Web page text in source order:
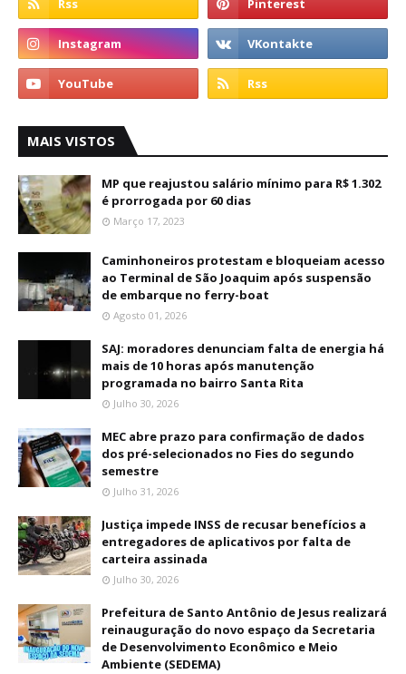
MAIS VISTOS
MP que reajustou salário mínimo para R$ 1.302
é prorrogada por 60 dias
Março 17, 2023
Caminhoneiros protestam e bloqueiam acesso
ao Terminal de São Joaquim após suspensão
de embarque no ferry-boat
Agosto 01, 2026
SAJ: moradores denunciam falta de energia há
mais de 10 horas após manutenção
programada no bairro Santa Rita
Julho 30, 2026
MEC abre prazo para confirmação de dados
dos pré-selecionados no Fies do segundo
semestre
Julho 31, 2026
Justiça impede INSS de recusar benefícios a
entregadores de aplicativos por falta de
carteira assinada
Julho 30, 2026
Prefeitura de Santo Antônio de Jesus realizará
reinauguração do novo espaço da Secretaria
de Desenvolvimento Econômico e Meio
Ambiente (SEDEMA)